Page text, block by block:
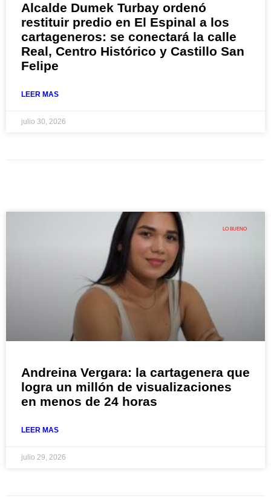
Alcalde Dumek Turbay ordenó
restituir predio en El Espinal a los
cartageneros: se conectará la calle
Real, Centro Histórico y Castillo San
Felipe
LEER MAS
julio 30, 2026
LO BUENO
Andreina Vergara: la cartagenera que
logra un millón de visualizaciones
en menos de 24 horas
LEER MAS
julio 29, 2026